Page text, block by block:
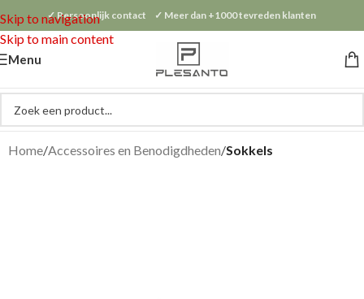
Skip to navigation
Skip to main content
✓ Persoonlijk contact ✓ Meer dan +1000 tevreden klanten
Menu
Home Accessoires en Benodigdheden Sokkels